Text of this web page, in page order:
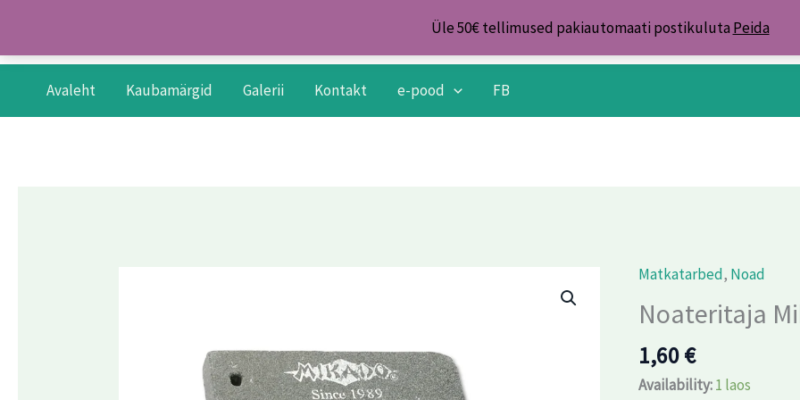
Üle 50€ tellimused pakiautomaati postikuluta Peida
content
Avaleht
Kaubamärgid Galerii Kontakt e-pood FB
Matkatarbed, Noad
Noateritaja
1,60€
Availability:1 laos
Noateritaja
Mikado
7,8cm
kogus